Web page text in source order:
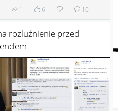
1 6 10
rozluźnienie przed